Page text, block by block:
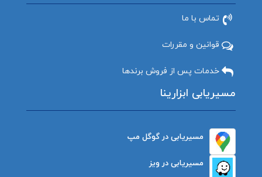
تماس با ما
قوانین و مقررات
خدمات پس از فروش برندها
مسیریابی ابزارینا
مسیریابی در گوگل مپ
مسیریابی در ویز